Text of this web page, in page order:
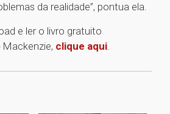
da realidade”, pontua ela.
e ler o livro gratuito
Mackenzie, clique aqui.
1